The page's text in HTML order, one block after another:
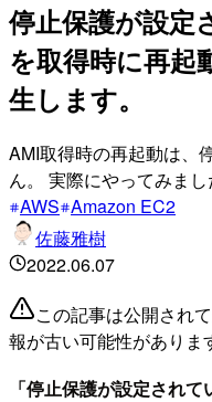
停止保護が設定
を取得時に再起
生します。
AMI取得時の再起動は、
ん。 実際にやってみまし
AWS Amazon EC2
佐藤雅樹
2022.06.07
この記事は公開され
報が古い可能性がありま
「停止保護が設定され